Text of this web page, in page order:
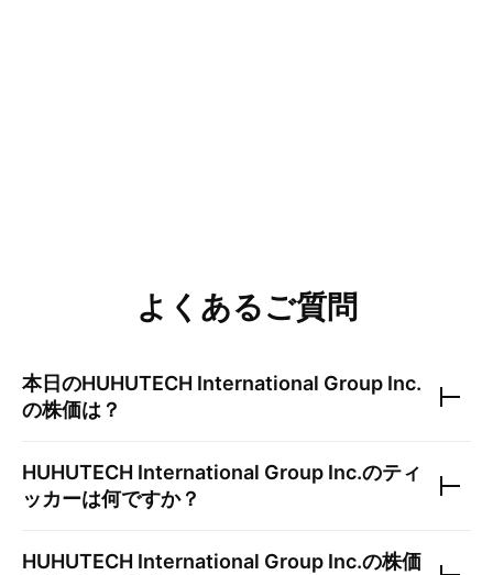
よくあるご質問
本日のHUHUTECH International Group Inc.
の株価は？
HUHUTECH International Group Inc.のティ
ッカーは何ですか？
HUHUTECH International Group Inc.の株価